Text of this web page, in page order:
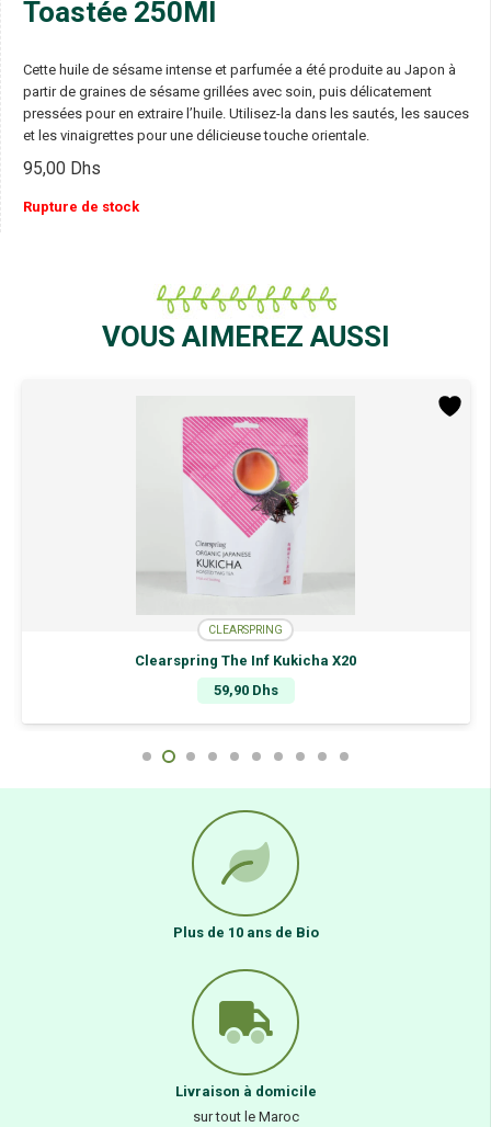
Toastée 250Ml
Cette huile de sésame intense et parfumée a été produite au Japon à
partir de graines de sésame grillées avec soin, puis délicatement
pressées pour en extraire l’huile. Utilisez-la dans les sautés, les sauces
et les vinaigrettes pour une délicieuse touche orientale.
95,00 Dhs
Rupture de stock
VOUS AIMEREZ AUSSI
CLEARSPRING
Clearspring The Inf Kukicha X20
59,90 Dhs
Plus de 10 ans de Bio
Livraison à domicile
sur tout le Maroc